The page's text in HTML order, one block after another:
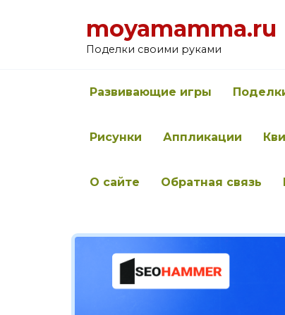
moyamamma.ru
Поделки своими руками
Развивающие игры
Рисунки Аппликации
О сайте Обратная связь